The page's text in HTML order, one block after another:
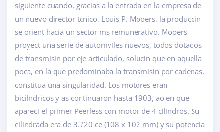
siguiente cuando, gracias a la entrada en la empresa de
un nuevo director tcnico, Louis P. Mooers, la produccin
se orient hacia un sector ms remunerativo. Mooers
proyect una serie de automviles nuevos, todos dotados
de transmisin por eje articulado, solucin que en aquella
poca, en la que predominaba la transmisin por cadenas,
constitua una singularidad. Los motores eran
bicilndricos y as continuaron hasta 1903, ao en que
apareci el primer Peerless con motor de 4 cilindros. Su
cilindrada era de 3.720 ce (108 x 102 mm) y su potencia